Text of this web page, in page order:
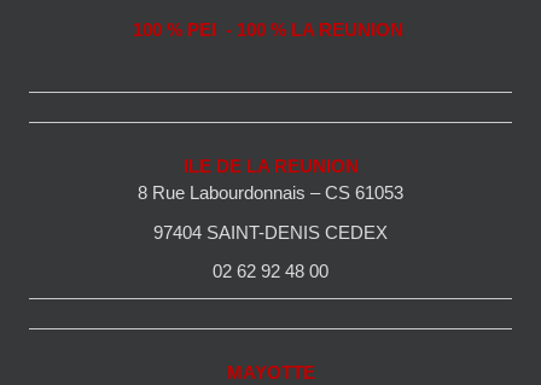
100 % PEI - 100 % LA REUNION
ILE DE LA REUNION
8 Rue Labourdonnais – CS 61053
97404 SAINT-DENIS CEDEX
02 62 92 48 00
MAYOTTE